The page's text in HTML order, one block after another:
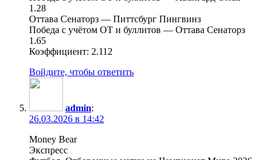
1.28
Оттава Сенаторз — Питтсбург Пингвинз
Победа с учётом ОТ и буллитов — Оттава Сенаторз
1.65
Коэффициент: 2.112
Войдите, чтобы ответить
admin:
26.03.2026 в 14:42
Money Bear
Экспресс